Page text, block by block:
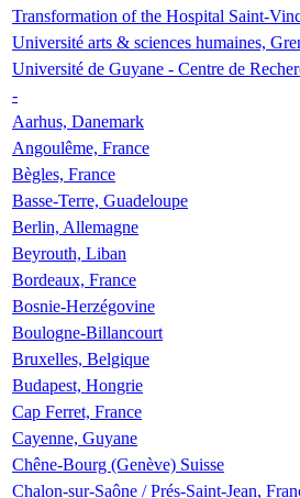
Transformation of the Hospital Saint-
Université arts & sciences humaines,
Université de Guyane - Centre de
-
Aarhus, Danemark
Angoulême, France
Bègles, France
Basse-Terre, Guadeloupe
Berlin, Allemagne
Beyrouth, Liban
Bordeaux, France
Bosnie-Herzégovine
Boulogne-Billancourt
Bruxelles, Belgique
Budapest, Hongrie
Cap Ferret, France
Cayenne, Guyane
Chêne-Bourg (Genève) Suisse
Chalon-sur-Saône / Prés-Saint-Jean,